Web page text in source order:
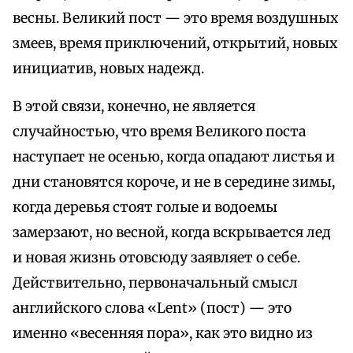
весны. Великий пост — это время воздушных
змеев, время приключений, открытий, новых
инициатив, новых надежд.
В этой связи, конечно, не является
случайностью, что время Великого поста
наступает не осенью, когда опадают листья и
дни становятся короче, и не в середине зимы,
когда деревья стоят голые и водоемы
замерзают, но весной, когда вскрывается лед
и новая жизнь отовсюду заявляет о себе.
Действительно, первоначальный смысл
английского слова «Lent» (пост) — это
именно «весенняя пора», как это видно из